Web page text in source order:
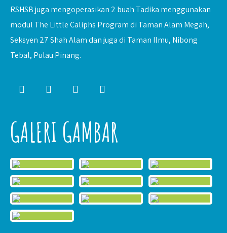
RSHSB juga mengoperasikan 2 buah Tadika menggunakan
modul The Little Caliphs Program di Taman Alam Megah,
Seksyen 27 Shah Alam dan juga di Taman Ilmu, Nibong
Tebal, Pulau Pinang.
GALERI GAMBAR